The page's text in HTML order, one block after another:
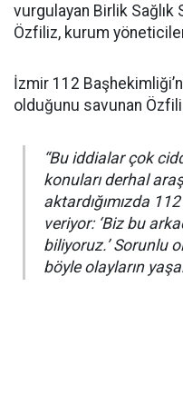
vurgulayan Birlik Sağlık
Özfiliz, kurum
İzmir 112
olduğunu savunan
“Bu iddialar çok
konuları derhal
aktardığımızda
veriyor: ‘Biz bu
biliyoruz.’ Sorunlu
böyle olayların